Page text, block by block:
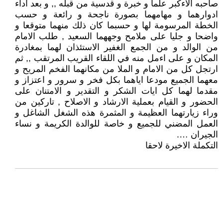
صاحبه الاءكبر علما و خبرة و قدسية من قبله ,, و بعد اداء
ادوارهما و مهامهما بصورة ناجحة و رائعة و حسب
الخطة المرسومة لها و حسبما كان ذلك منهما متوقعا و
واضحا و جليا على ملامح وجههما السعيد , طلب الامام
من الوالد و من الجمع الغفير الاستئذان لهما بمغادرة
المكان و على اءمل منه في اللقاء القريب المرتقب ,, ثم
ارتجل كل من الامام و الملا من مكانهما الفخم المريح و
معهما الجميع مودعا اياهما بكل فخر و سرور و اعتزاز و
مقدما لهما كل ايات الشكر و التقدير و الامتنان على
الحضور و القيام بعملية الارشاد و الاصلاح , تاركين من
وراء زيارتهما العظيمة و المثمرة هذه الشغل الشاغل و
العمل المضني للجميع و خاصة للوالدة الكريمة و نساء
الجيران ….
التكملة الاخيرة لاحقا